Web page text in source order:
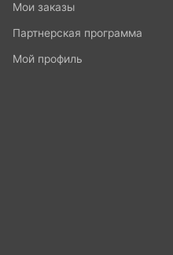
Мои заказы
Партнерская программа
Мой профиль